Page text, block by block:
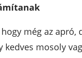
még az apró,
kedves mosoly